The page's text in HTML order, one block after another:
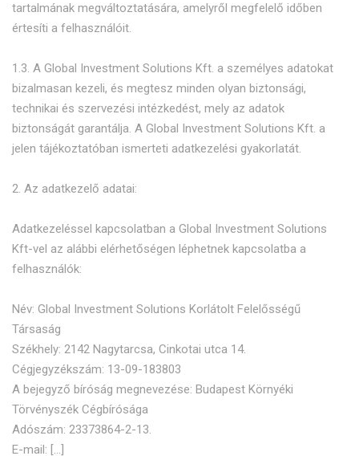
tartalmának megváltoztatására, amelyről megfelelő időben
értesíti a felhasználóit.
1.3. A Global Investment Solutions Kft. a személyes adatokat
bizalmasan kezeli, és megtesz minden olyan biztonsági,
technikai és szervezési intézkedést, mely az adatok
biztonságát garantálja. A Global Investment Solutions Kft. a
jelen tájékoztatóban ismerteti adatkezelési gyakorlatát.
2. Az adatkezelő adatai:
Adatkezeléssel kapcsolatban a Global Investment Solutions
Kft-vel az alábbi elérhetőségen léphetnek kapcsolatba a
felhasználók:
Név: Global Investment Solutions Korlátolt Felelősségű
Társaság
Székhely: 2142 Nagytarcsa, Cinkotai utca 14.
Cégjegyzékszám: 13-09-183803
A bejegyző bíróság megnevezése: Budapest Környéki
Törvényszék Cégbírósága
Adószám: 23373864-2-13.
E-mail: […]